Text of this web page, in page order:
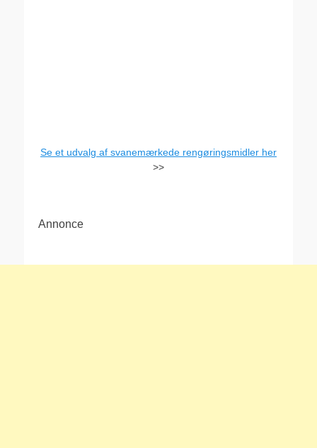
Se et udvalg af svanemærkede rengøringsmidler her
>>
Annonce